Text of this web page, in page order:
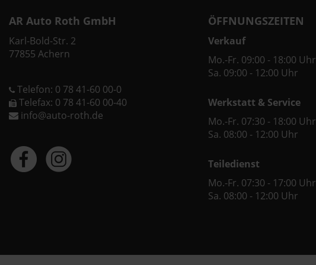
AR Auto Roth GmbH
Karl-Bold-Str. 2
77855 Achern
Telefon: 0 78 41-60 00-0
Telefax: 0 78 41-60 00-40
info@auto-roth.de
ÖFFNUNGSZEITEN
Verkauf
Mo.-Fr. 09:00 - 18:00 Uhr
Sa. 09:00 - 12:00 Uhr
Werkstatt & Service
Mo.-Fr. 07:30 - 18:00 Uhr
Sa. 08:00 - 12:00 Uhr
Teiledienst
Mo.-Fr. 07:30 - 17:00 Uhr
Sa. 08:00 - 12:00 Uhr